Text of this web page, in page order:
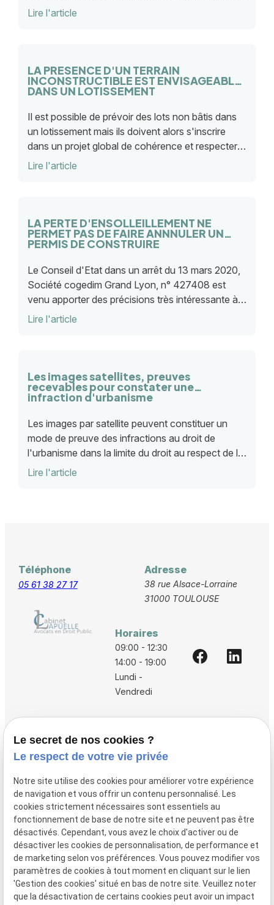
enjoignant à l'administration de délivrer cette
Lire l'article
LA PRÉSENCE D'UN TERRAIN
INCONSTRUCTIBLE EST ENVISAGEABLE
DANS UN LOTISSEMENT
Il est possible de prévoir des lots non bâtis dans
un lotissement mais ils doivent alors s'inscrire
dans un projet global de cohérence et respecter
la réglementation en vigueur.
Lire l'article
LA PERTE D'ENSOLLEILLEMENT NE
PERMET PAS DE FAIRE ANNNULER UN
PERMIS DE CONSTRUIRE
Le Conseil d'Etat dans un arrêt du 13 mars 2020,
Société cogedim Grand Lyon, n° 427408 est
venu apporter des précisions très intéressante à
cette épineuse question. Dans cette affaire, le ...
Lire l'article
Les images satellites, preuves
recevables pour constater une
infraction d'urbanisme
Les images par satellite peuvent constituer un
mode de preuve des infractions au droit de
l'urbanisme dans la limite du droit au respect de la
vie privée, contrairement aux images prises par un
Lire l'article
Téléphone
05 61 38 27 17
Adresse
38 rue Alsace-Lorraine
31000 TOULOUSE
Horaires
09:00 - 12:30
14:00 - 19:00
Lundi -
Vendredi
Vos avocats
Boutique
Domaines de compétences
Actualités
Contact
Mentions
légales
Politique de
confidentialité
Gestion
Plan du
site
Le secret de nos cookies ?
Le respect de votre vie privée
Notre site utilise des cookies pour améliorer votre expérience
de navigation et vous offrir un contenu personnalisé. Les
cookies strictement nécessaires sont essentiels au
fonctionnement de base de notre site et ne peuvent pas être
désactivés. Cependant, vous avez le choix d'activer ou de
désactiver les cookies de personnalisation, de performance et
de marketing selon vos préférences. Vous pouvez modifier vos
paramètres de cookies à tout moment en cliquant sur le lien
'Gestion des cookies' situé en bas de notre site. Veuillez noter
que la désactivation de certains cookies peut avoir un impact